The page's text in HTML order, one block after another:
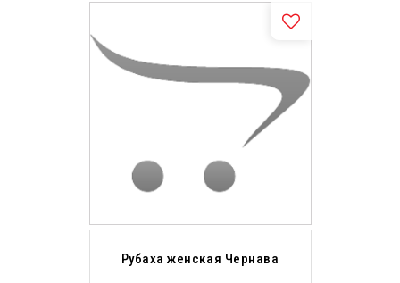
Рубаха женская Чернава